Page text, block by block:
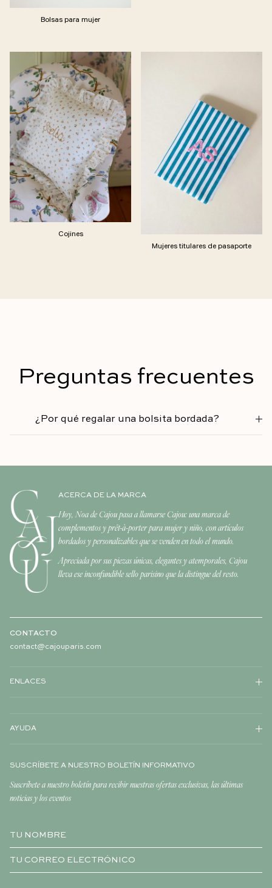
Bolsas para mujer
Cojines
Mujeres titulares de pasaporte
Preguntas frecuentes
¿Por qué regalar una bolsita bordada?
ACERCA DE LA MARCA
Hoy, Noa de Cajou pasa a llamarse Cajou: una marca de
complementos y prêt-à-porter para mujer y niño, con artículos
bordados y personalizables que se venden en todo el mundo.
Apreciada por sus piezas únicas, elegantes y atemporales, Cajou
lleva ese inconfundible sello parisino que la distingue del resto.
CONTACTO
contact@cajouparis.com
ENLACES
AYUDA
SUSCRÍBETE A NUESTRO BOLETÍN INFORMATIVO
Suscríbete a nuestro boletín para recibir nuestras ofertas exclusivas, las últimas
noticias y los eventos